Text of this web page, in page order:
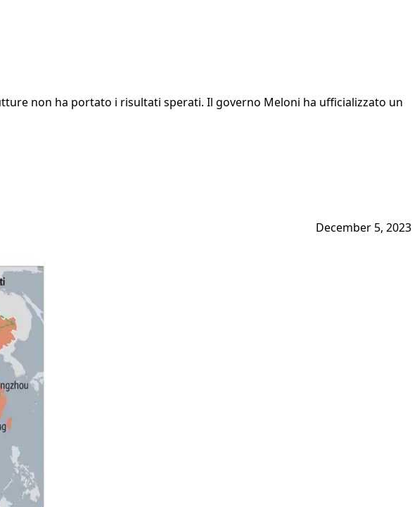
non ha portato i risultati sperati. Il governo Meloni ha ufficializzato un
December 5, 2023